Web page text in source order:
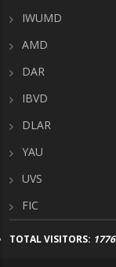
IWUMD
AMD
DAR
IBVD
DLAR
YAU
UVS
FIC
TOTAL VISITORS: 1776